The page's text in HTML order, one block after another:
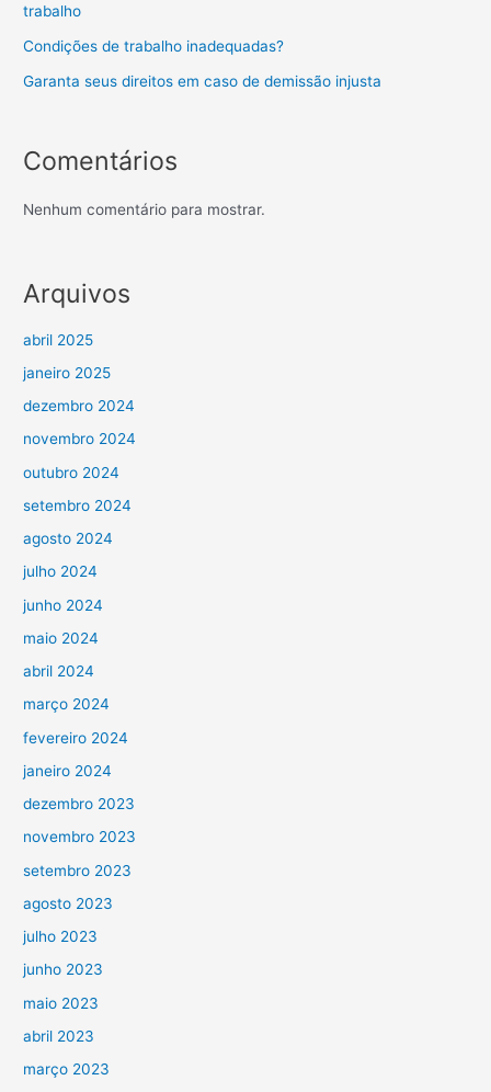
trabalho
Condições de trabalho inadequadas?
Garanta seus direitos em caso de demissão injusta
Comentários
Nenhum comentário para mostrar.
Arquivos
abril 2025
janeiro 2025
dezembro 2024
novembro 2024
outubro 2024
setembro 2024
agosto 2024
julho 2024
junho 2024
maio 2024
abril 2024
março 2024
fevereiro 2024
janeiro 2024
dezembro 2023
novembro 2023
setembro 2023
agosto 2023
julho 2023
junho 2023
maio 2023
abril 2023
março 2023